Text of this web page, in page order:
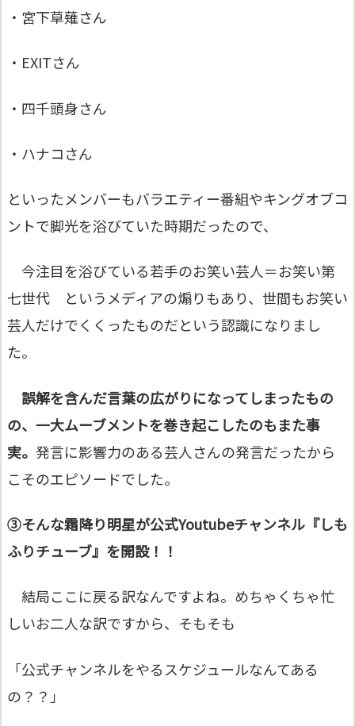
・宮下草薙さん
・EXITさん
・四千頭身さん
・ハナコさん
といったメンバーもバラエティー番組やキングオブコ
ントで脚光を浴びていた時期だったので、
今注目を浴びている若手のお笑い芸人＝お笑い第
七世代 というメディアの煽りもあり、世間もお笑い
芸人だけでくくったものだという認識になりまし
た。
誤解を含んだ言葉の広がりになってしまったもの
の、一大ムーブメントを巻き起こしたのもまた事
実。 発言に影響力のある芸人さんの発言だったから
こそのエピソードでした。
③そんな霜降り明星が公式Youtubeチャンネル『しも
ふりチューブ』を開設！！
結局ここに戻る訳なんですよね。めちゃくちゃ忙
しいお二人な訳ですから、そもそも
「公式チャンネルをやるスケジュールなんてある
の？？」